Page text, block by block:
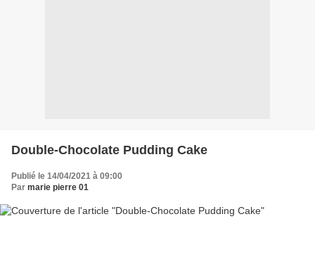
Double-Chocolate Pudding Cake
Publié le 14/04/2021 à 09:00
Par marie pierre 01